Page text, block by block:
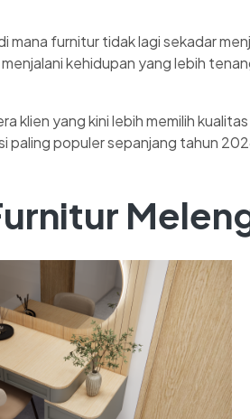
mana furnitur tidak lagi sekadar
kehidupan yang lebih
klien yang kini lebih memilih
paling populer sepanjang tahun